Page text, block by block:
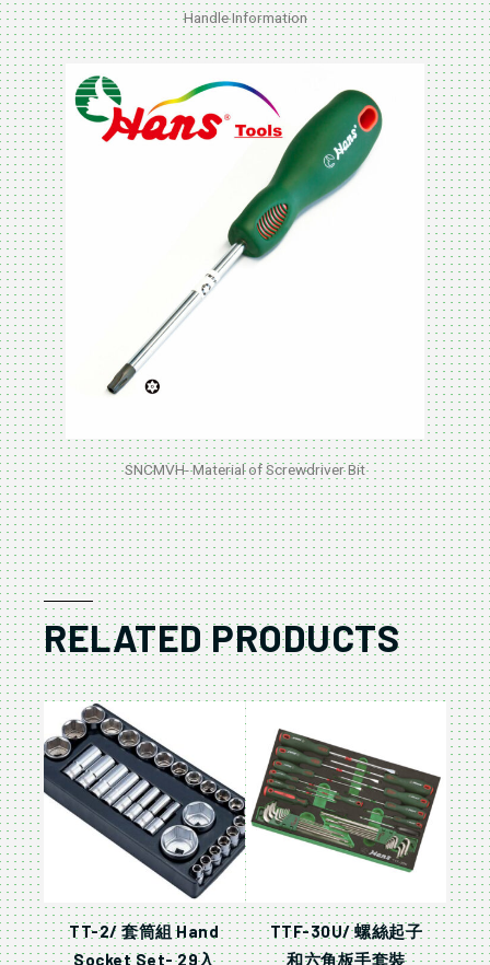
Handle Information
SNCMVH- Material of Screwdriver Bit
RELATED PRODUCTS
TT-2/ 套筒組 Hand
Socket Set- 29入
TTF-30U/ 螺絲起子
和六角板手套裝